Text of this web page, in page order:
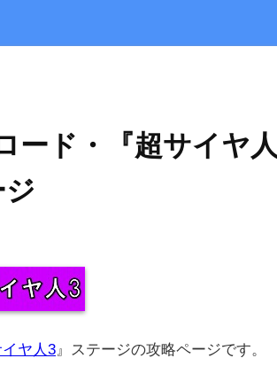
ード・『超サイヤ人
ヤ人3』ステージの攻略ページです。